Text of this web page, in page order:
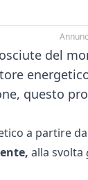
del
questo
a partire
alla svolta